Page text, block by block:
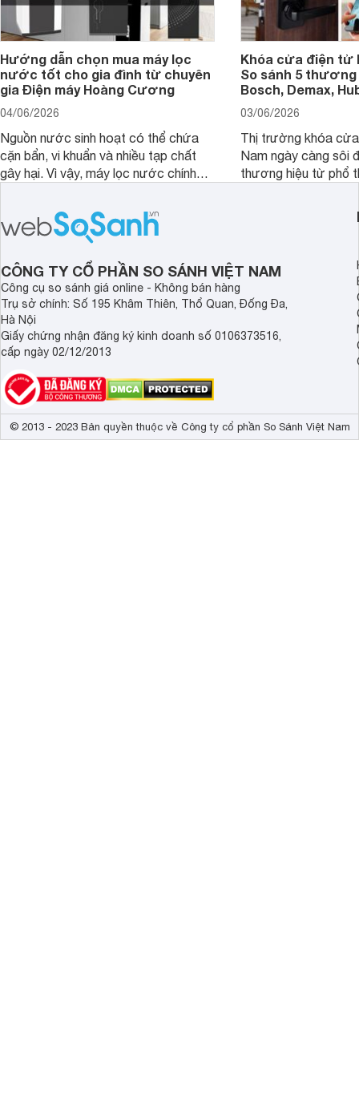
Hướng dẫn chọn mua máy lọc
nước tốt cho gia đình từ chuyên
gia Điện máy Hoàng Cương
04/06/2026
Nguồn nước sinh hoạt có thể chứa
cặn bẩn, vi khuẩn và nhiều tạp chất
gây hại. Vì vậy, máy lọc nước chính
sức khỏe và đảm bảo nguồn nước
sạch cho cả gia đình.
Khóa cửa điện tử
So sánh 5 thương
Bosch, Demax,
03/06/2026
Thị trường khóa
Nam ngày càng sôi
thương hiệu từ phổ
cửa điện tử hãng
sẽ so sánh 5
Demax, Hubert và
CÔNG TY CỔ PHẦN SO SÁNH VIỆT NAM
Công cụ so sánh giá online - Không bán hàng
Trụ sở chính: Số 195 Khâm Thiên, Thổ Quan, Đống Đa,
Hà Nội
Giấy chứng nhận đăng ký kinh doanh số 0106373516,
cấp ngày 02/12/2013
© 2013 - 2023 Bản quyền thuộc về Công ty cổ phần So Sánh Việt Nam